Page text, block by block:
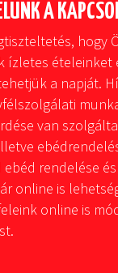
A
hogy
ízletes ételeinket
a napját.
van
ebéd rendelése
online is
online is